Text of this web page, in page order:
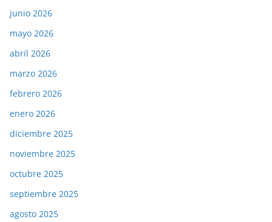
junio 2026
mayo 2026
abril 2026
marzo 2026
febrero 2026
enero 2026
diciembre 2025
noviembre 2025
octubre 2025
septiembre 2025
agosto 2025